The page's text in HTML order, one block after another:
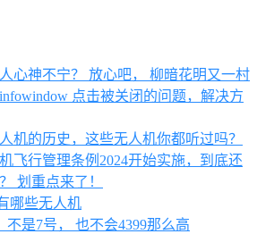
心神不宁？ 放心吧， 柳暗花明又一村
点击被关闭的问题，解决方
机的历史，这些无人机你都听过吗？
飞行管理条例2024开始实施，到底还
划重点来了！
哪些无人机
不是7号， 也不会4399那么高